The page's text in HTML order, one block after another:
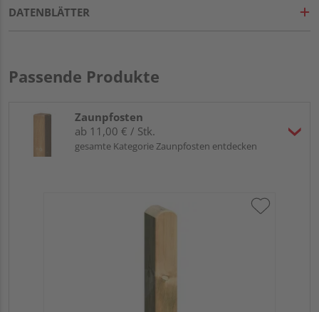
DATENBLÄTTER
Passende Produkte
Zaunpfosten
ab 11,00 € / Stk.
gesamte Kategorie Zaunpfosten entdecken